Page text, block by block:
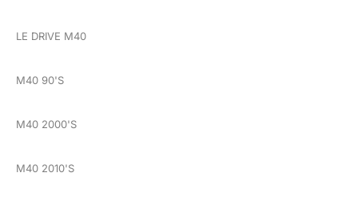
LE DRIVE M40
M40 90'S
M40 2000'S
M40 2010'S